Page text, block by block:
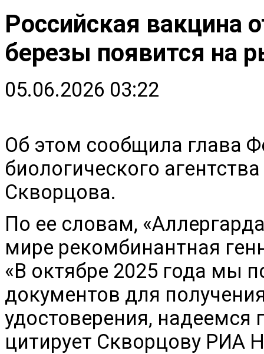
Российская вакцина
березы появится на
05.06.2026 03:22
Об этом сообщила глава
биологического
Скворцова.
По ее словам,
мире рекомбинантная
«В октябре 2025 года мы
документов для
удостоверения, надеемся
цитирует Скворцову РИА